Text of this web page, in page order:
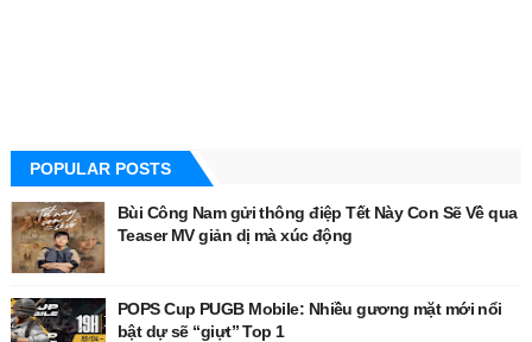
POPULAR POSTS
Bùi Công Nam gửi thông điệp Tết Này Con Sẽ Về qua
Teaser MV giản dị mà xúc động
POPS Cup PUGB Mobile: Nhiều gương mặt mới nổi
bật dự sẽ “giựt” Top 1